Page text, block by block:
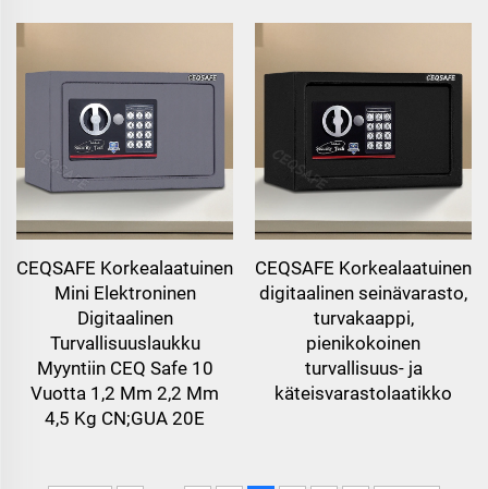
CEQSAFE Korkealaatuinen
Mini Elektroninen
Digitaalinen
Turvallisuuslaukku
Myyntiin CEQ Safe 10
Vuotta 1,2 Mm 2,2 Mm
4,5 Kg CN;GUA 20E
CEQSAFE Korkealaatuinen
digitaalinen seinävarasto,
turvakaappi,
pienikokoinen
turvallisuus- ja
käteisvarastolaatikko